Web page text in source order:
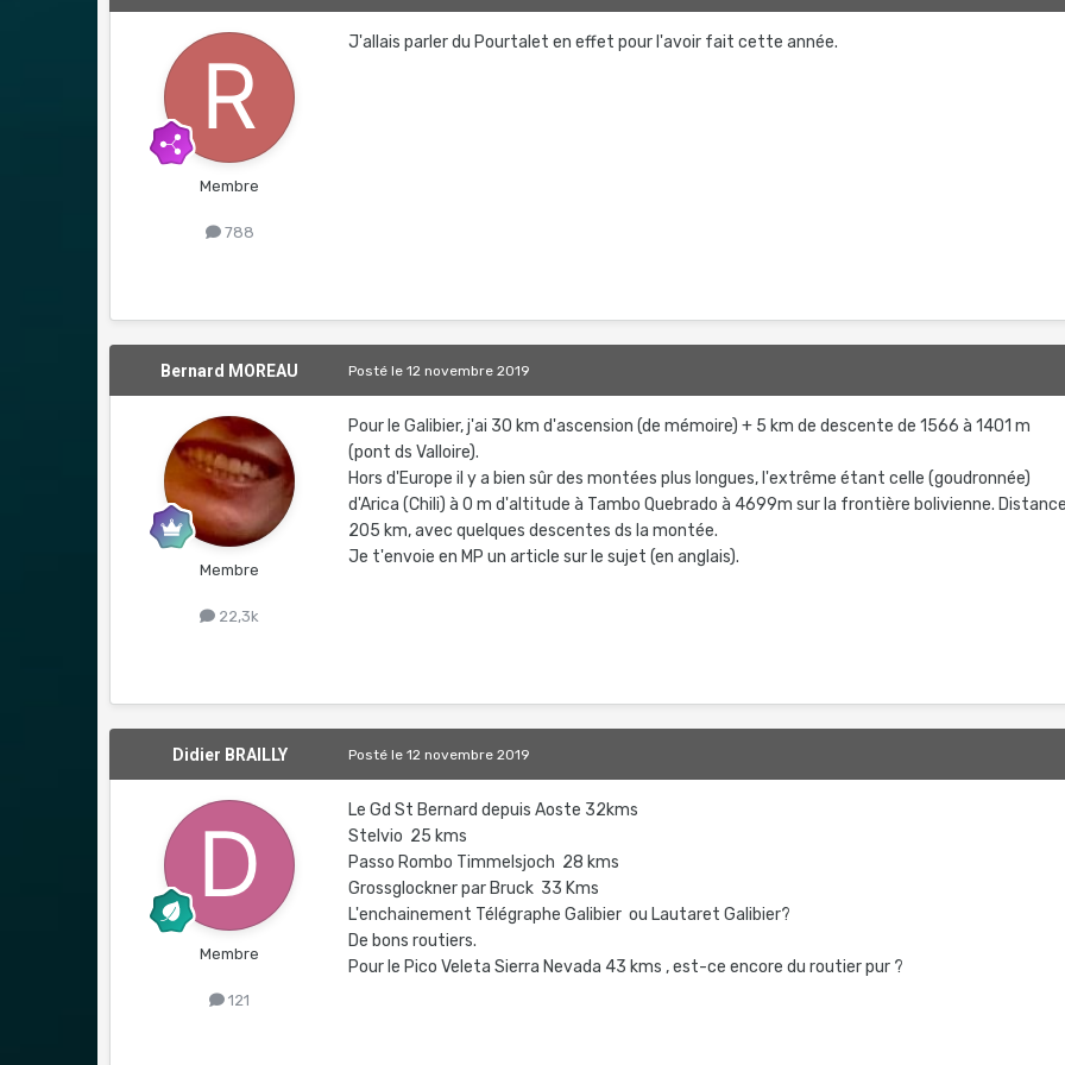
Membre
788
J'allais parler du Pourtalet en effet pour l'avoir fait cette année.
Bernard MOREAU
Membre
22,3k
Postéle 12 novembre 2019
Pour le Galibier, j'ai 30 km d'ascension (de mémoire) + 5 km de descente de 1566 à 1401 m
(pont ds Valloire).
Hors d'Europe il y a bien sûr des montées plus longues, l'extrême étant celle (goudronnée)
d'Arica (Chili) à 0 m d'altitude à Tambo Quebrado à 4699m sur la frontière bolivienne.
205 km, avec quelques descentes ds la montée.
Je t'envoie en MP un article sur le sujet (en anglais).
Didier BRAILLY
Membre
121
Postéle 12 novembre 2019
Le Gd St Bernard depuis Aoste 32kms
Stelvio 25 kms
Passo Rombo Timmelsjoch 28 kms
Grossglockner par Bruck 33 Kms
L'enchainement Télégraphe Galibier ou Lautaret Galibier?
De bons routiers.
Pour le Pico Veleta Sierra Nevada 43 kms , est-ce encore du routier pur ?